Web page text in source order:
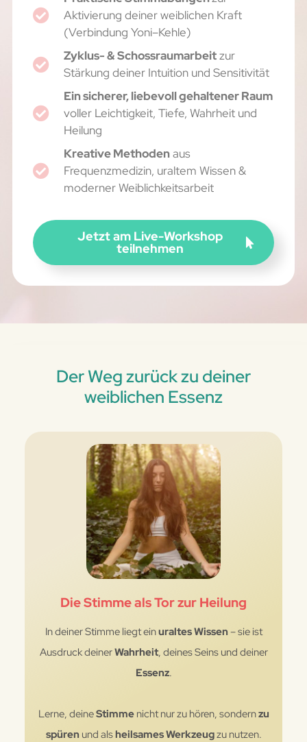
Aktivierung deiner weiblichen Kraft
(Verbindung Yoni–Kehle)
Zyklus- & Schossraumarbeitzur
Stärkung deiner Intuition und Sensitivität
Ein sicherer, liebevoll gehaltener Raum
voller Leichtigkeit, Tiefe, Wahrheit und
Heilung
Kreative Methodenaus
Frequenzmedizin, uraltem Wissen &
moderner Weiblichkeitsarbeit
Jetzt am Live-Workshop
teilnehmen
Der Weg zurück zu deiner
weiblichen Essenz
Die Stimme als Tor zur Heilung
In deiner Stimme liegt einuraltes Wissen – sie ist
Ausdruck deinerWahrheit, deines Seins und deiner
Essenz.
Lerne, deineStimmenicht nur zu hören, sondernzu
spüren und alsheilsames Werkzeugzu nutzen.